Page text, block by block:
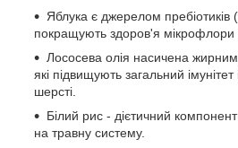
Яблука є джерелом пребіотиків
покращують здоров'я мікрофлори
Лососева олія насичена
які підвищують загальний
шерсті.
Білий рис - дієтичний
на травну систему.